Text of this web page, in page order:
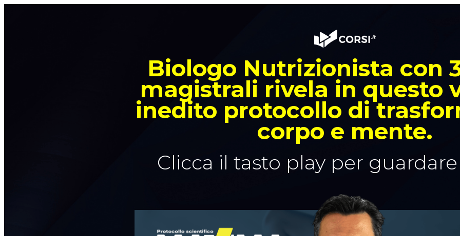
Biologo Nutrizionista con
magistrali rivela in questo
inedito protocollo di
corpo e mente.
Clicca il tasto play per